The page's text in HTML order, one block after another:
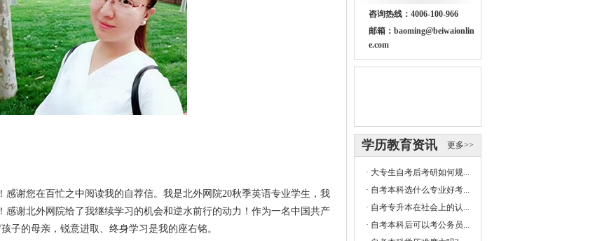
感谢您在百忙之中阅读我的自荐信。我是北外网院20秋季英语专业学生，我
感谢北外网院给了我继续学习的机会和逆水前行的动力！作为一名中国共产
子的母亲，锐意进取、终身学习是我的座右铭。
咨询热线：4006-100-966
邮箱：baoming@beiwaionlin
e.com
更多>>
学历教育资讯
· 大专生自考后考研如何规...
· 自考本科选什么专业好考...
· 自考专升本在社会上的认...
· 自考本科后可以考公务员...